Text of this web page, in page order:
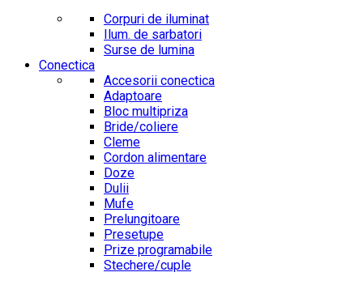
Corpuri de iluminat
Ilum. de sarbatori
Surse de lumina
Conectica
Accesorii conectica
Adaptoare
Bloc multipriza
Bride/coliere
Cleme
Cordon alimentare
Doze
Dulii
Mufe
Prelungitoare
Presetupe
Prize programabile
Stechere/cuple